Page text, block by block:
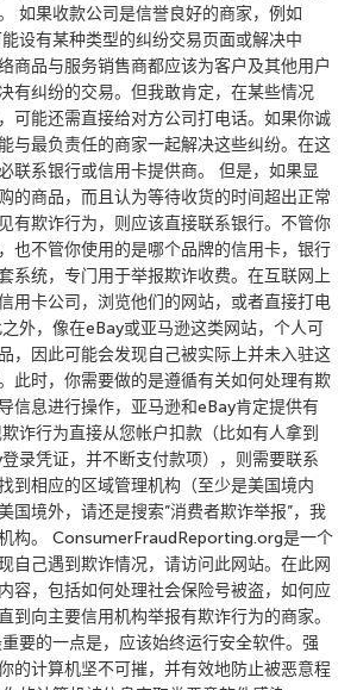
如果收款公司是信誉良好的商家，例如
设有某种类型的纠纷交易页面或解决中
商品与服务销售商都应该为客户及其他用户
有纠纷的交易。但我敢肯定，在某些情况
可能还需直接给对方公司打电话。如果你诚
与最负责任的商家一起解决这些纠纷。在这
联系银行或信用卡提供商。 但是，如果显
的商品，而且认为等待收货的时间超出正常
有欺诈行为，则应该直接联系银行。不管你
也不管你使用的是哪个品牌的信用卡，银行
系统，专门用于举报欺诈收费。在互联网上
用卡公司，浏览他们的网站，或者直接打电
外，像在eBay或亚马逊这类网站，个人可
，因此可能会发现自己被实际上并未入驻这
此时，你需要做的是遵循有关如何处理有欺
信息进行操作，亚马逊和eBay肯定提供有
诈行为直接从您帐户扣款（比如有人拿到
录凭证，并不断支付款项），则需要联系
到相应的区域管理机构（至少是美国境内
国境外，请还是搜索”消费者欺诈举报”，我
构。 ConsumerFraudReporting.org是一个
自己遇到欺诈情况，请访问此网站。在此网
容，包括如何处理社会保险号被盗，如何应
到向主要信用机构举报有欺诈行为的商家。
要的一点是，应该始终运行安全软件。强
的计算机坚不可摧，并有效地防止被恶意程